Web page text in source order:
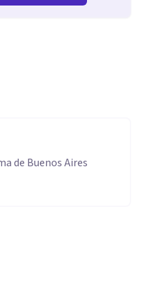
de Buenos Aires